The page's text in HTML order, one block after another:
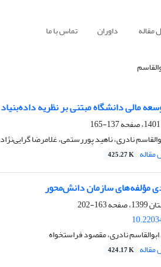
مقاله داوران تماس با ما
مالی دانشگاه مبتنی بر نظریه داده‌بنیاد
137-165
نادری، ناهید پوررستمی، غلامرضا گرایی‌نژاد
425.27 K
مؤلفه‌های سازمان دانش‌محور
163-202
نادری، مقصود فراستخواه
424.17 K